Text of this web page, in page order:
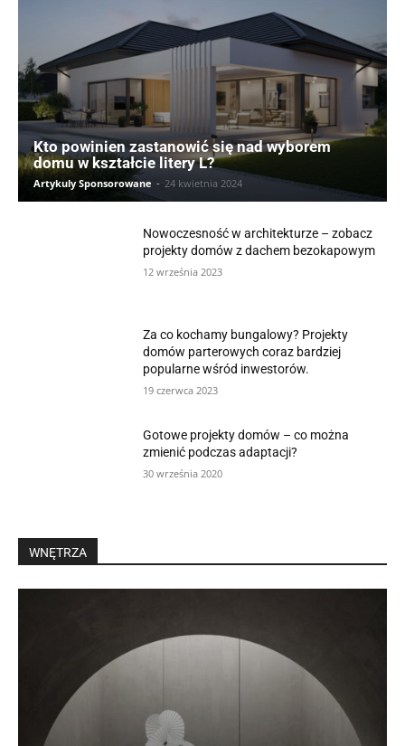
Kto powinien zastanowić się nad wyborem
domu w kształcie litery L?
Artykuly Sponsorowane - 24 kwietnia 2024
Nowoczesność w architekturze – zobacz
projekty domów z dachem bezokapowym
12 września 2023
Za co kochamy bungalowy? Projekty
domów parterowych coraz bardziej
popularne wśród inwestorów.
19 czerwca 2023
Gotowe projekty domów – co można
zmienić podczas adaptacji?
30 września 2020
WNĘTRZA